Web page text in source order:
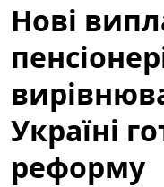
Нові
Україні
реформу